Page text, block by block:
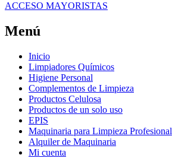
ACCESO MAYORISTAS
Menú
Inicio
Limpiadores Químicos
Higiene Personal
Complementos de Limpieza
Productos Celulosa
Productos de un solo uso
EPIS
Maquinaria para Limpieza Profesional
Alquiler de Maquinaria
Mi cuenta